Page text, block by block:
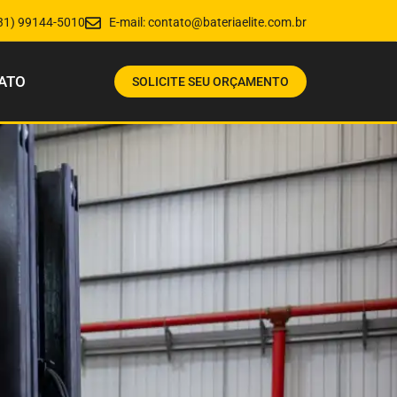
99144-5010 E-mail:contato@bateriaelite.com.br
SOLICITE SEU ORÇAMENTO